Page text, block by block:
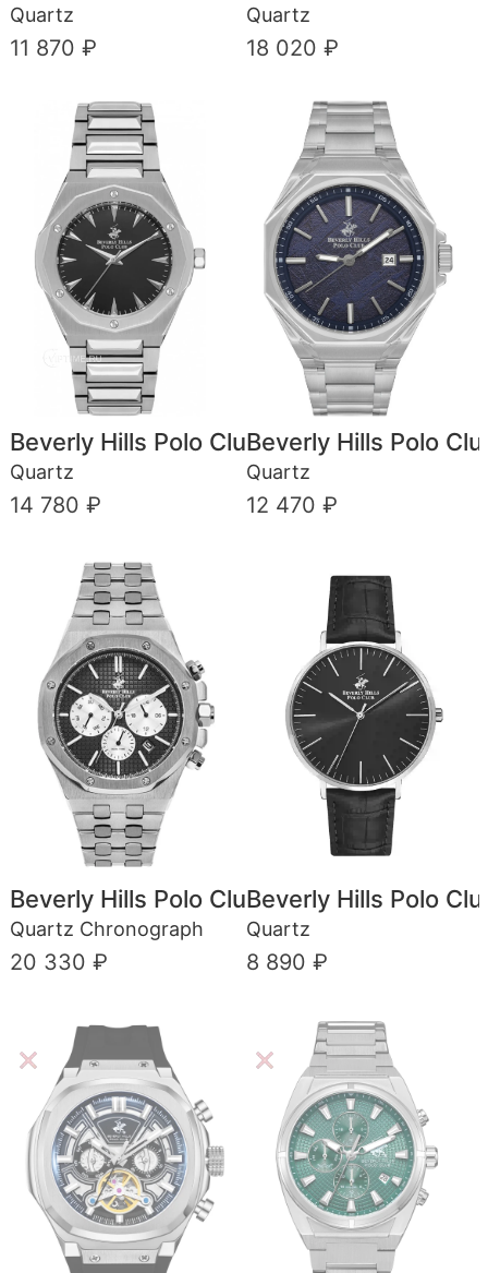
Quartz
11 870 ₽
Quartz
18 020 ₽
Beverly Hills Polo Club
Quartz
14 780 ₽
Beverly Hills Polo
Quartz
12 470 ₽
Beverly Hills Polo Club
Quartz Chronograph
20 330 ₽
Beverly Hills Polo
Quartz
8 890 ₽